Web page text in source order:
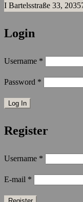
I Bartelsstraße 33,
Login
Username *
Password *
Register
Username *
E-mail *